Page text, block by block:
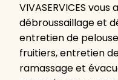
VIVASERVICES
débroussaillage et
entretien de
fruitiers, entretien
ramassage et